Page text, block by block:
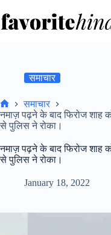
to
content
समाचार
Home
समाचार
नमाज़ पढ़ने के बाद फिरोज शाह
से पुलिस ने रोका।
नमाज़ पढ़ने के बाद फिरोज शाह
से पुलिस ने रोका।
January 18, 2022